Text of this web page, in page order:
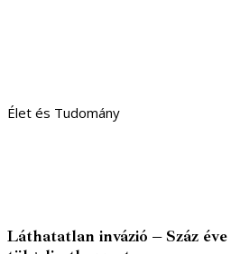
Élet és Tudomány
Láthatatlan invázió – Száz